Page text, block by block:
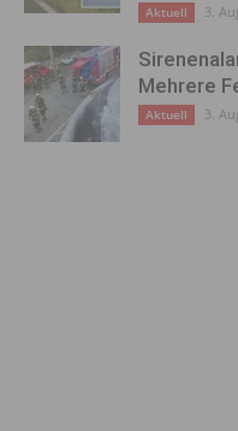
Aktuell 3.
Mehrere
Aktuell 3.